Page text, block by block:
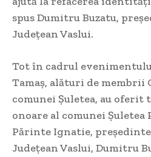
spus Dumitru Buzatu,
Județean Vaslui.
Tot în cadrul
Tamaș, alături de membrii
comunei Șuletea, au oferit
onoare al comunei
Părinte Ignatie,
Județean Vaslui, Dumitru